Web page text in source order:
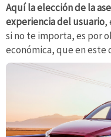
Aquí la elección de la
experiencia del usuario,
si no te importa, es por
económica, que en este